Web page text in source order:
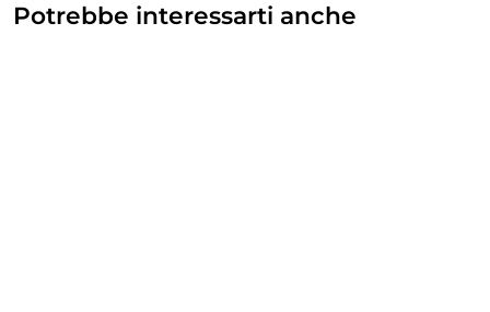
Potrebbe interessarti anche